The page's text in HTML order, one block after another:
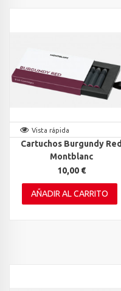
Vista rápida
Cartuchos Burgundy Red
Montblanc
10,00 €
AÑADIR AL CARRITO